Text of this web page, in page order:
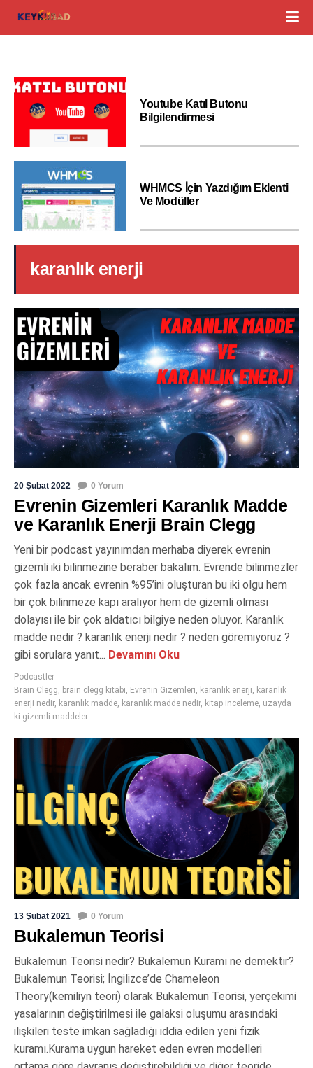
Youtube Katıl Butonu
Bilgilendirmesi
WHMCS İçin Yazdığım Eklenti
Ve Modüller
karanlık enerji
20 Şubat 2022 0 Yorum
Evrenin Gizemleri Karanlık Madde
ve Karanlık Enerji Brain Clegg
Yeni bir podcast yayınımdan merhaba diyerek evrenin
gizemli iki bilinmezine beraber bakalım. Evrende bilinmezler
çok fazla ancak evrenin %95’ini oluşturan bu iki olgu hem
bir çok bilinmeze kapı aralıyor hem de gizemli olması
dolayısı ile bir çok aldatıcı bilgiye neden oluyor. Karanlık
madde nedir ? karanlık enerji nedir ? neden göremiyoruz ?
gibi sorulara yanıt... Devamını Oku
Podcastler
Brain Clegg, brain clegg kitabı, Evrenin Gizemleri, karanlık enerji, karanlık
enerji nedir, karanlık madde, karanlık madde nedir, kitap inceleme, uzayda
ki gizemli maddeler
13 Şubat 2021 0 Yorum
Bukalemun Teorisi
Bukalemun Teorisi nedir? Bukalemun Kuramı ne demektir?
Bukalemun Teorisi; İngilizce’de Chameleon
Theory(kemiliyn teori) olarak Bukalemun Teorisi, yerçekimi
yasalarının değiştirilmesi ile galaksi oluşumu arasındaki
ilişkileri teste imkan sağladığı iddia edilen yeni fizik
kuramı.Kurama uygun hareket eden evren modelleri